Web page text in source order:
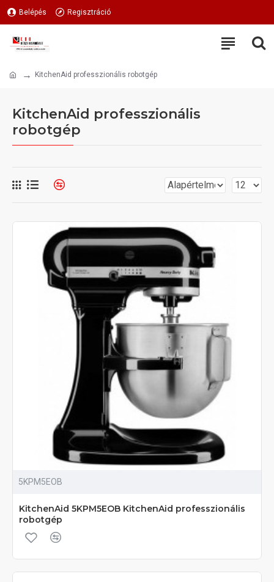
Belépés Regisztráció
KitchenAid professzionális robotgép
KitchenAid professzionális
robotgép
5KPM5EOB
KitchenAid 5KPM5EOB KitchenAid professzionális
robotgép